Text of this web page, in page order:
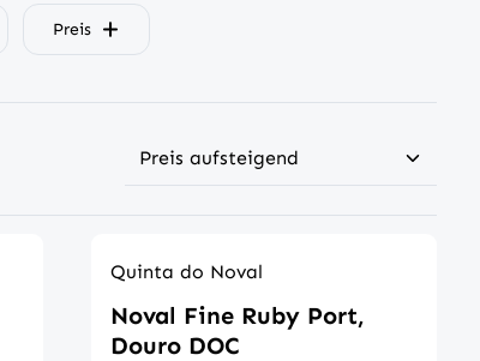
Preis
Quinta do Noval
Noval Fine Ruby Port,
Douro DOC